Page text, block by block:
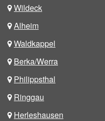
Wildeck
Alheim
Waldkappel
Berka/Werra
Philippsthal
Ringgau
Herleshausen